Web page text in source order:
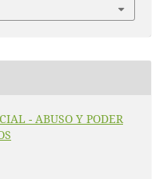
- ABUSO Y PODER